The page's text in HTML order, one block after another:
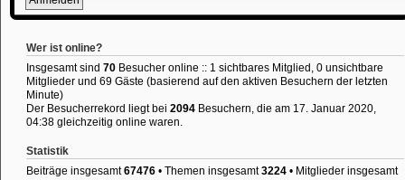
Wer ist online?
Insgesamt sind 70 Besucher online :: 1 sichtbares Mitglied, 0 unsichtbare
Mitglieder und 69 Gäste (basierend auf den aktiven Besuchern der letzten
Minute)
Der Besucherrekord liegt bei 2094 Besuchern, die am 17. Januar 2020,
04:38 gleichzeitig online waren.
Statistik
Beiträge insgesamt67476 • Themen insgesamt3224 • Mitglieder insgesamt